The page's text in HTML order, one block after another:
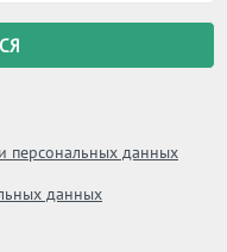
персональных данных
данных